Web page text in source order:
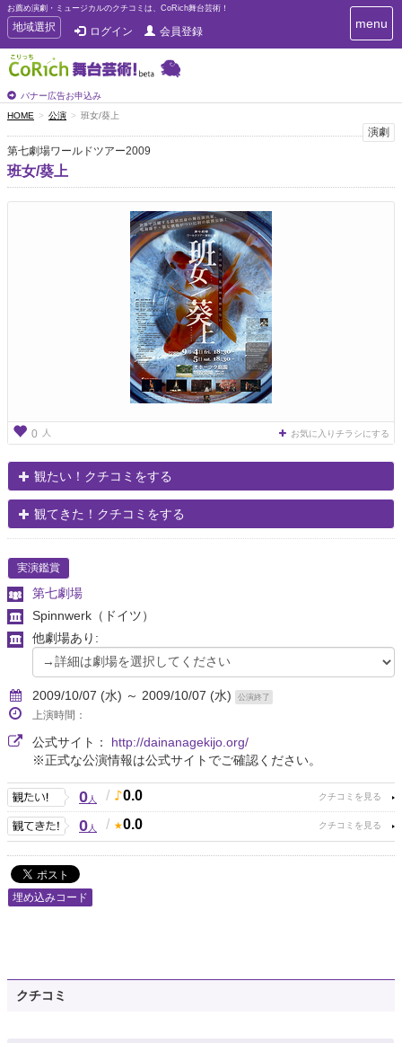
お薦め演劇・ミュージカルのクチコミは、CoRich舞台芸術！
T
o
g
g
e
n
a
v
i
g
地域選択 ログイン 会員登録
バナー広告お申込み
T
o
i
g
menu
HOME 公演 班女/葵上
演劇
第七劇場ワールドツアー2009
班女/葵上
0 人 お気に入りチラシにする
観たい！クチコミをする
観てきた！クチコミをする
実演鑑賞
第七劇場
Spinnwerk （ドイツ）
他劇場あり:
2009/10/07 (水) ～ 2009/10/07 (水) 公演終了
上演時間：
公式サイト： http://dainanagekijo.org/
※正式な公演情報は公式サイトでご確認ください。
0人 / 0.0
0人 / 0.0
埋め込みコード
クチコミ